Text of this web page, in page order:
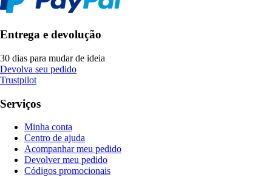
Entrega e devolução
30 dias para mudar de ideia
Devolva seu pedido
Trustpilot
Serviços
Minha conta
Centro de ajuda
Acompanhar meu pedido
Devolver meu pedido
Códigos promocionais